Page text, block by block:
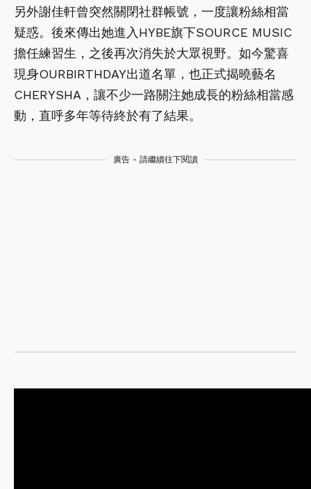
另外謝佳軒曾突然關閉社群帳號，一度讓粉絲相當
疑惑。後來傳出她進入HYBE旗下SOURCE MUSIC
擔任練習生，之後再次消失於大眾視野。如今驚喜
現身OURBIRTHDAY出道名單，也正式揭曉藝名
CHERYSHA，讓不少一路關注她成長的粉絲相當感
動，直呼多年等待終於有了結果。
廣告 - 請繼續往下閱讀